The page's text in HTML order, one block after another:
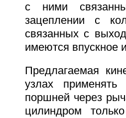
с ними
зацеплении с
связанных с
имеются впускное
Предлагаемая
узлах
поршней через
цилиндром